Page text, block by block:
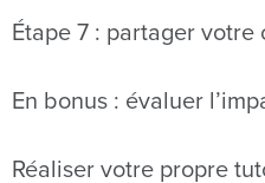
Étape 7 : partager votre
En bonus : évaluer
Réaliser votre propre